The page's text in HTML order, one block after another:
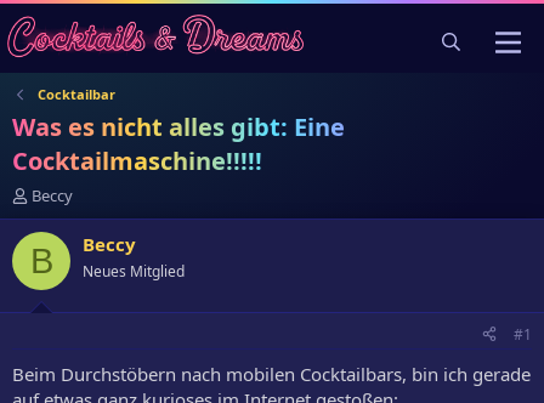
Cocktailbar
Was es nicht alles gibt: Eine
Cocktailmaschine!!!!!
E
r
s
r
Beccy
B Beccy
Neues Mitglied
#1
Beim Durchstöbern nach mobilen Cocktailbars, bin ich gerade